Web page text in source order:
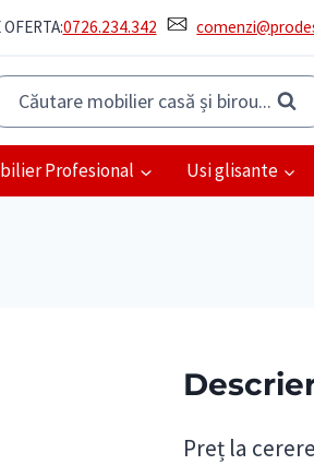
OFERTA:0726.234.342
Căutare mobilier casă și birou...
Profesional Usi glisante
Preț la cerere